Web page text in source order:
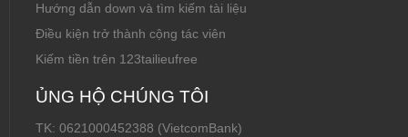
Hướng dẫn down và tìm kiếm tài liệu
Điều kiện trở thành cộng tác viên
Kiếm tiền trên 123tailieufree
ỦNG HỘ CHÚNG TÔI
TK: 0621000452388 (VietcomBank)